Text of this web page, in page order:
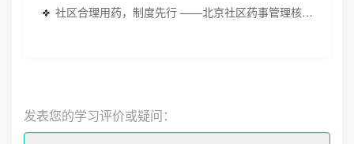
社区合理用药，制度先行 ——北京社区药事管理核心制度（朝阳区）工作调研
发表您的学习评价或疑问：